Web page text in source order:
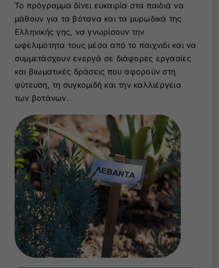
Το πρόγραμμα δίνει ευκαιρία στα παιδιά να
μάθουν για τα βότανα και τα μυρωδικά της
Ελληνικής γης, να γνωρίσουν την
ωφελιμότητα τους μέσα από το παιχνιδι και να
συμμετάσχουν ενεργά σε διάφορες εργασίες
και βιωματικές δράσεις που αφορούν στη
φύτευση, τη συγκομιδή και την καλλιέργεια
των βοτάνων.